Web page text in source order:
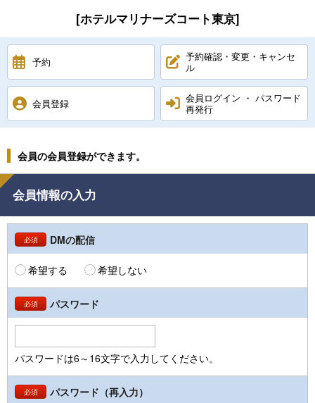
[ホテルマリナーズコート東京]
予約
予約確認・変更・キャンセ
ル
会員登録
会員ログイン ・ パスワード
再発行
会員の会員登録ができます。
会員情報の入力
必須 DMの配信
希望する 希望しない
必須 パスワード
パスワードは6～16文字で入力してください。
必須 パスワード（再入力）